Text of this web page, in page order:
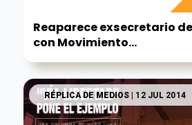
Reaparece exsecretario
con Movimiento...
RÉPLICA DE MEDIOS| 12 JUL 2014